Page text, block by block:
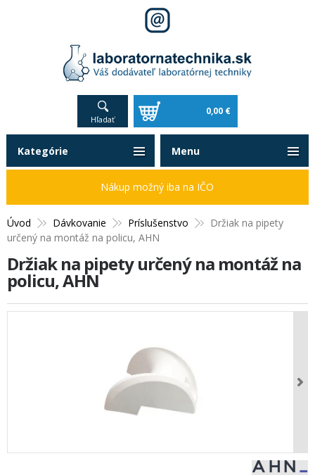
Hľadať
0,00 €
Úvod Dávkovanie Príslušenstvo
Držiak na pipety
určený na montáž na policu, AHN
Držiak na pipety určený na montáž na
policu, AHN
Kategórie
Nákup možný iba na IČO
Menu